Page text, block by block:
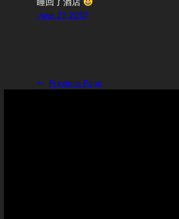
June 21, 2010
← Previous Page